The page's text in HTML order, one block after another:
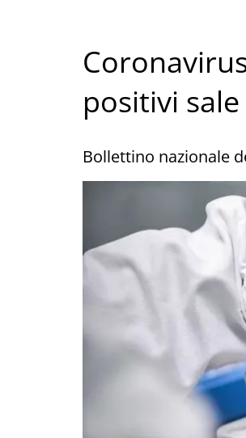
positivi sale
Bollettino nazionale